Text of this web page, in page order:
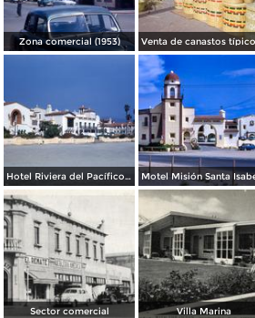
Zona comercial (1953)
Hotel Riviera del Pacífico (1953)
Sector comercial Villa Marina